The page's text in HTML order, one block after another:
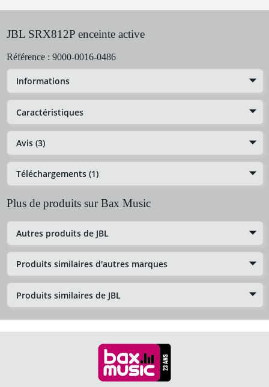
JBL SRX812P enceinte active
Référence : 9000-0016-0486
Informations
Caractéristiques
Avis (3)
Téléchargements (1)
Plus de produits sur Bax Music
Autres produits de JBL
Produits similaires d'autres marques
Produits similaires de JBL